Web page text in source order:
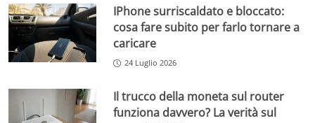
IPhone surriscaldato e bloccato:
cosa fare subito per farlo tornare a
caricare
24 Luglio 2026
Il trucco della moneta sul router
funziona davvero? La verità sul